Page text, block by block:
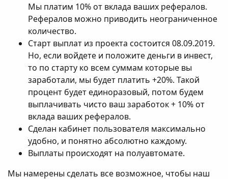
Мы платим 10% от вклада ваших рефералов.
Рефералов можно приводить неограниченное
количество.
Старт выплат из проекта состоится 08.09.2019.
Но, если войдете и положите деньги в инвест,
то по старту ко всем суммам которые вы
заработали, мы будет платить +20%. Такой
процент будет единоразовый, потом будем
выплачивать чисто ваш заработок + 10% от
вклада ваших рефералов.
Сделан кабинет пользователя максимально
удобно, и понятно абсолютно каждому.
Выплаты происходят на полуавтомате.
Мы намерены сделать все возможное, чтобы наш